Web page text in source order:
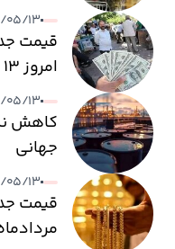
۱۴۰۵/۰۵/
قیمت
امروز ۱۳ مردادماه ۱۴۰۵
۱۴۰۵/۰۵/
کاهش
جهانی
۱۴۰۵/۰۵/
مردادماه ۱۴۰۵/